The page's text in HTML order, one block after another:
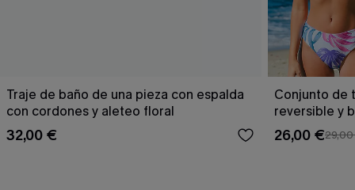
Traje de baño de una pieza con espalda
con cordones y aleteo floral
32,00 €
Conjunto de
reversible y
Escaping
26,00 €